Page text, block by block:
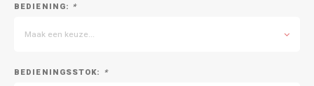
BEDIENING: *
Maak een keuze...
BEDIENINGSSTOK: *